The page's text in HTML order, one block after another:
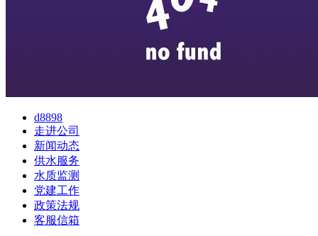
d8898
走进公司
新闻动态
供水服务
水质监测
党建工作
政策法规
客服信箱